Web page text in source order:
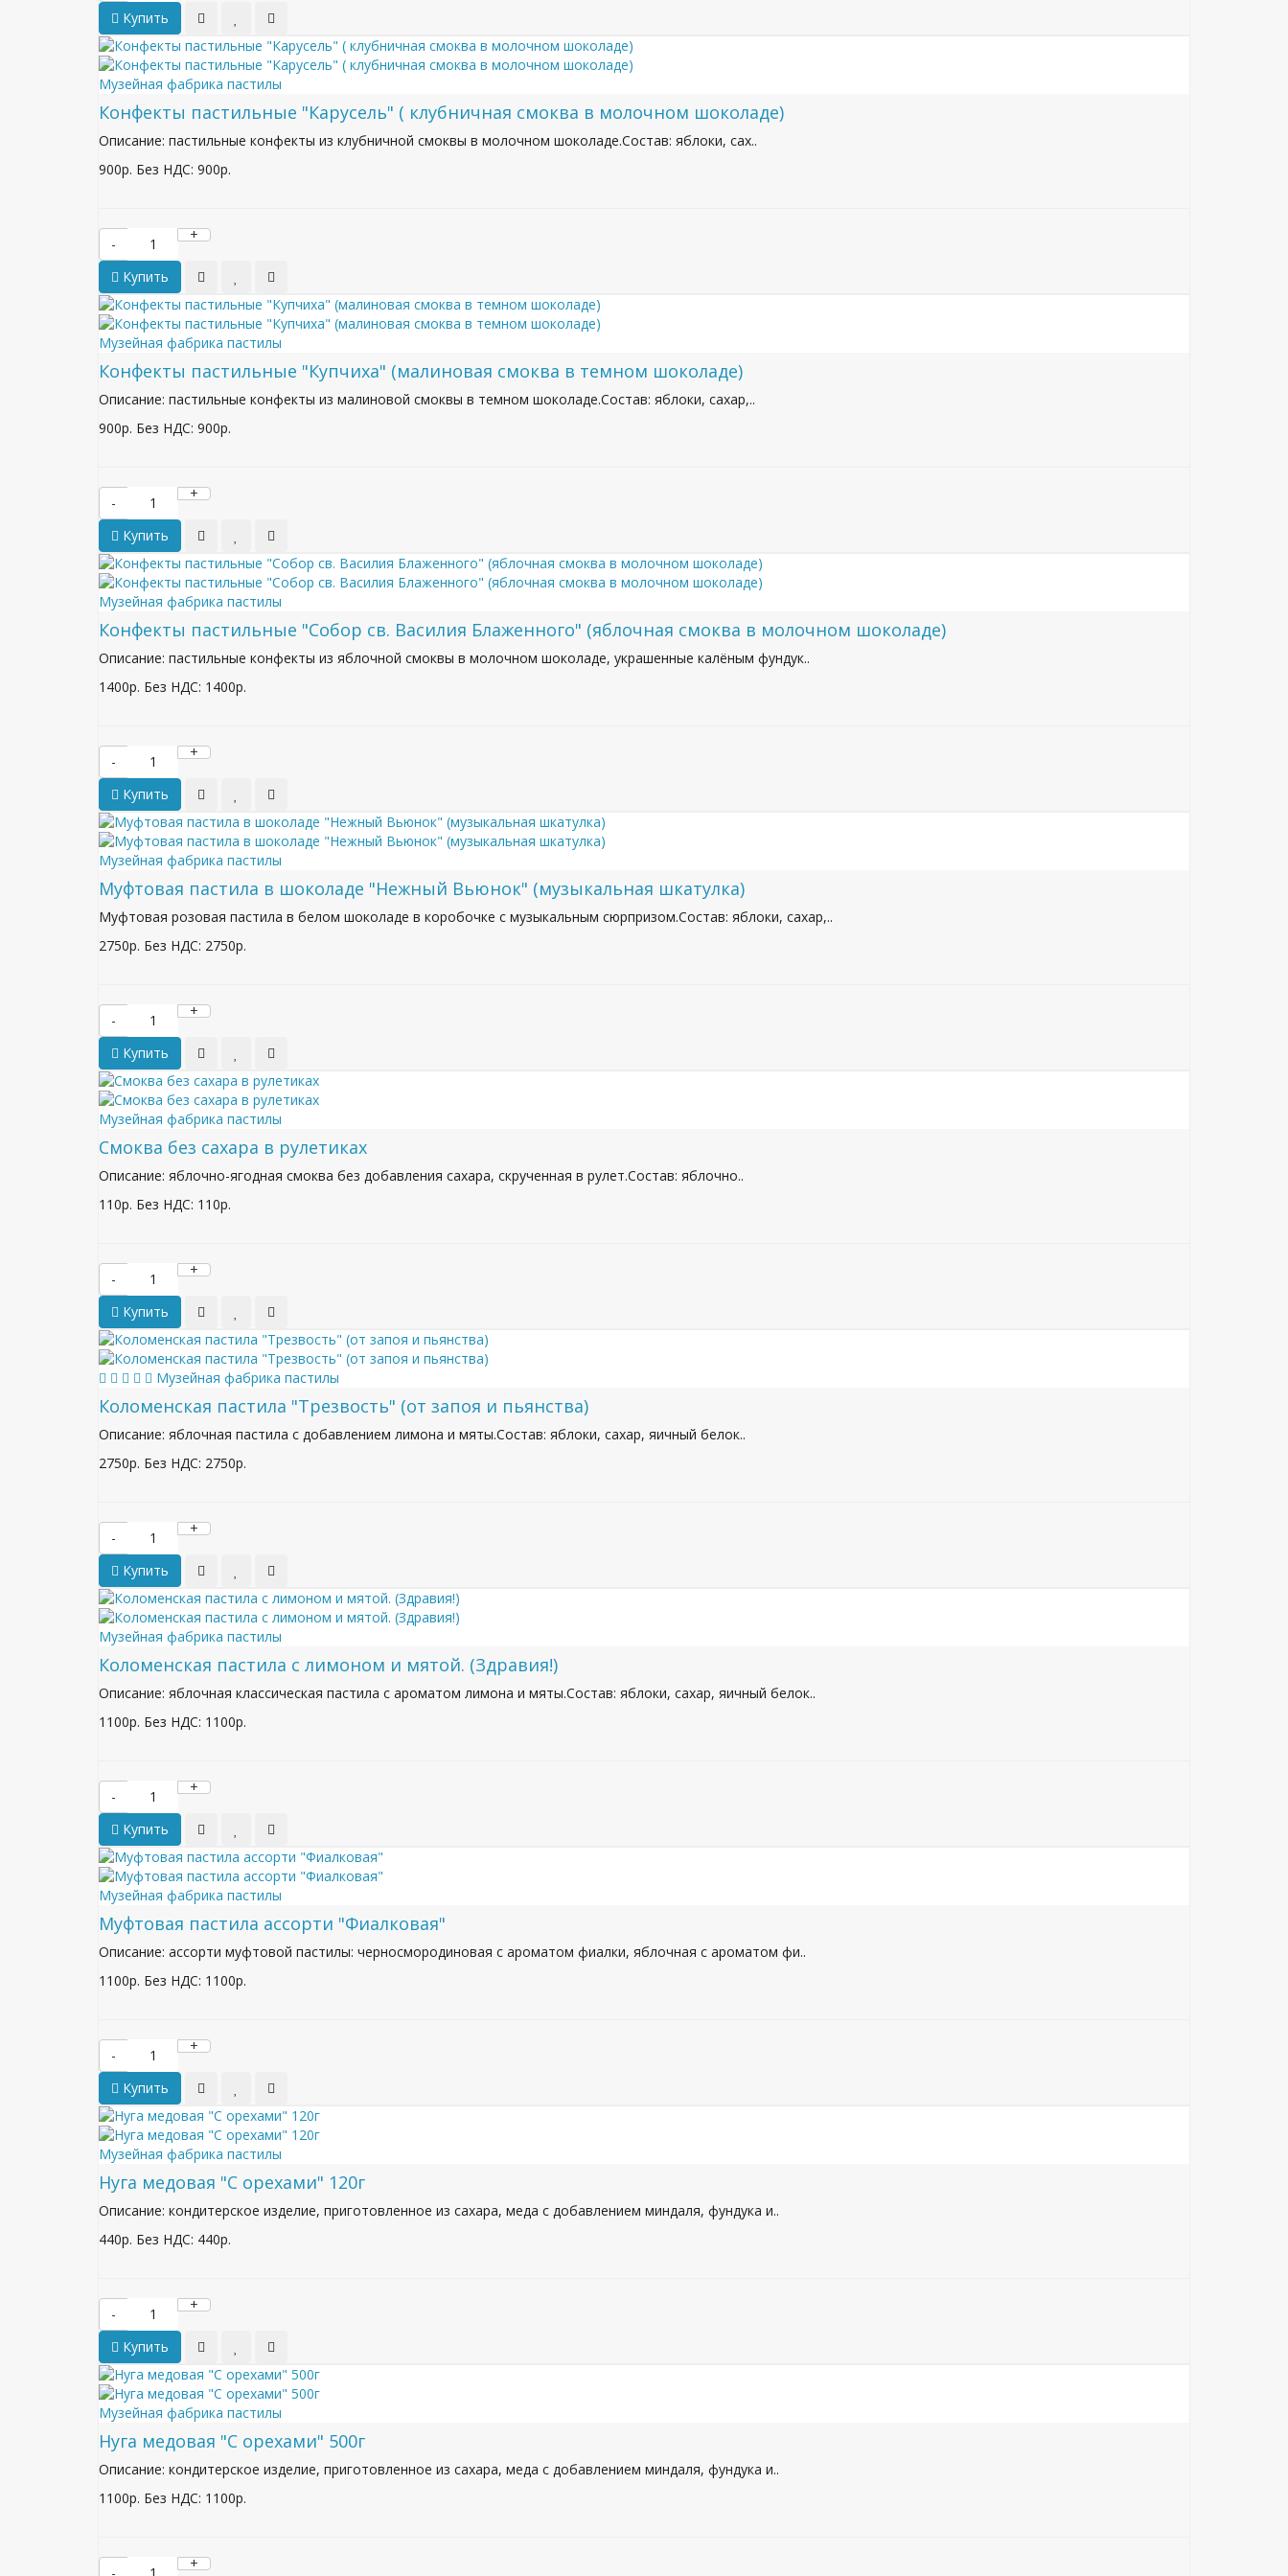
Купить
Музейная фабрика пастилы
Конфекты пастильные "Карусель" ( клубничная смоква в молочном шоколаде)
Описание: пастильные конфекты из клубничной смоквы в молочном шоколаде.Состав: яблоки, сах..
900р. Без НДС: 900р.
-
+
Купить
Музейная фабрика пастилы
Конфекты пастильные "Купчиха" (малиновая смоква в темном шоколаде)
Описание: пастильные конфекты из малиновой смоквы в темном шоколаде.Состав: яблоки, сахар,..
900р. Без НДС: 900р.
-
+
Купить
Музейная фабрика пастилы
Конфекты пастильные "Собор св. Василия Блаженного" (яблочная смоква в молочном шоколаде)
Описание: пастильные конфекты из яблочной смоквы в молочном шоколаде, украшенные калёным фундук..
1400р. Без НДС: 1400р.
-
+
Купить
Музейная фабрика пастилы
Муфтовая пастила в шоколаде "Нежный Вьюнок" (музыкальная шкатулка)
Муфтовая розовая пастила в белом шоколаде в коробочке с музыкальным сюрпризом.Состав: яблоки, сахар,..
2750р. Без НДС: 2750р.
-
+
Купить
Музейная фабрика пастилы
Смоква без сахара в рулетиках
Описание: яблочно-ягодная смоква без добавления сахара, скрученная в рулет.Состав: яблочно..
110р. Без НДС: 110р.
-
+
Купить
Музейная фабрика пастилы
Коломенская пастила "Трезвость" (от запоя и пьянства)
Описание: яблочная пастила с добавлением лимона и мяты.Состав: яблоки, сахар, яичный белок..
2750р. Без НДС: 2750р.
-
+
Купить
Музейная фабрика пастилы
Коломенская пастила с лимоном и мятой. (Здравия!)
Описание: яблочная классическая пастила с ароматом лимона и мяты.Состав: яблоки, сахар, яичный белок..
1100р. Без НДС: 1100р.
-
+
Купить
Музейная фабрика пастилы
Муфтовая пастила ассорти "Фиалковая"
Описание: ассорти муфтовой пастилы: черносмородиновая с ароматом фиалки, яблочная с ароматом фи..
1100р. Без НДС: 1100р.
-
+
Купить
Музейная фабрика пастилы
Нуга медовая "С орехами" 120г
Описание: кондитерское изделие, приготовленное из сахара, меда с добавлением миндаля, фундука и..
440р. Без НДС: 440р.
-
+
Купить
Музейная фабрика пастилы
Нуга медовая "С орехами" 500г
Описание: кондитерское изделие, приготовленное из сахара, меда с добавлением миндаля, фундука и..
1100р. Без НДС: 1100р.
+